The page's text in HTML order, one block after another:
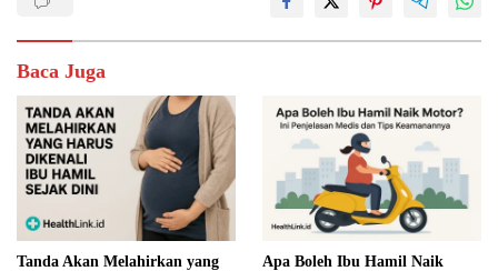
Baca Juga
Tanda Akan Melahirkan yang
Apa Boleh Ibu Hamil Naik